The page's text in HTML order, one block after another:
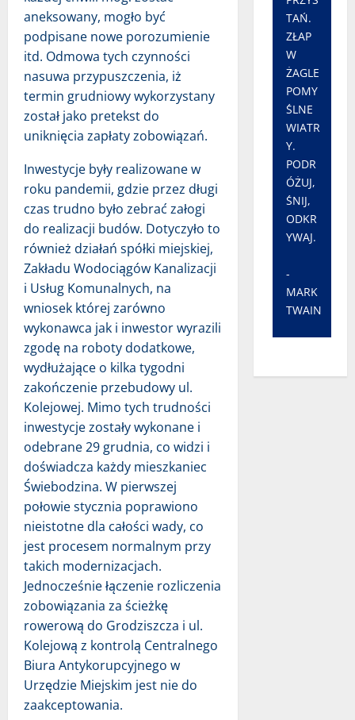
aneksowany, mogło być
podpisane nowe porozumienie
itd. Odmowa tych czynności
nasuwa przypuszczenia, iż
termin grudniowy wykorzystany
został jako pretekst do
uniknięcia zapłaty zobowiązań.
Inwestycje były realizowane w
roku pandemii, gdzie przez długi
czas trudno było zebrać załogi
do realizacji budów. Dotyczyło to
również działań spółki miejskiej,
Zakładu Wodociągów Kanalizacji
i Usług Komunalnych, na
wniosek której zarówno
wykonawca jak i inwestor wyrazili
zgodę na roboty dodatkowe,
wydłużające o kilka tygodni
zakończenie przebudowy ul.
Kolejowej. Mimo tych trudności
inwestycje zostały wykonane i
odebrane 29 grudnia, co widzi i
doświadcza każdy mieszkaniec
Świebodzina. W pierwszej
połowie stycznia poprawiono
nieistotne dla całości wady, co
jest procesem normalnym przy
takich modernizacjach.
Jednocześnie łączenie rozliczenia
zobowiązania za ścieżkę
rowerową do Grodziszcza i ul.
Kolejową z kontrolą Centralnego
Biura Antykorupcyjnego w
Urzędzie Miejskim jest nie do
zaakceptowania.
TAŃ.
ZŁAP
W
ŻAGLE
POMY
ŚLNE
WIATR
Y.
PODR
ÓŻUJ,
ŚNIJ,
ODKR
YWAJ.
-
MARK
TWAIN